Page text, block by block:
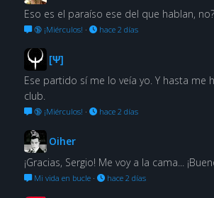
Eso es el paraíso ese del que hablan, no?
🔞 ¡Miérculos! · hace 2 días
[Ψ]
Ese partido sí me lo veía yo. Y hasta me
club.
🔞 ¡Miérculos! · hace 2 días
Oiher
¡Gracias, Sergio! Me voy a la cama...
Mi vida en bucle· hace 2 días